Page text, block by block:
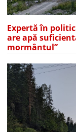
Expertă în
are apă
mormântul”